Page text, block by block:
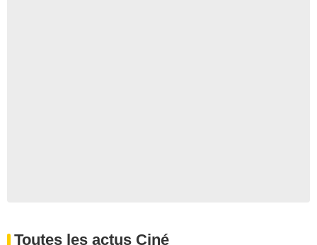
Toutes les actus Ciné